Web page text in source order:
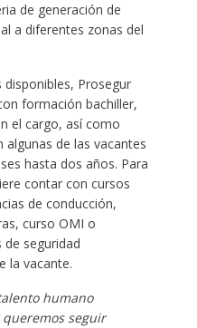
de generación de
a diferentes zonas del
Prosegur
formación bachiller,
el cargo, así como
algunas de las vacantes
hasta dos años. Para
contar con cursos
de conducción,
curso OMI o
seguridad
la vacante.
humano
seguir